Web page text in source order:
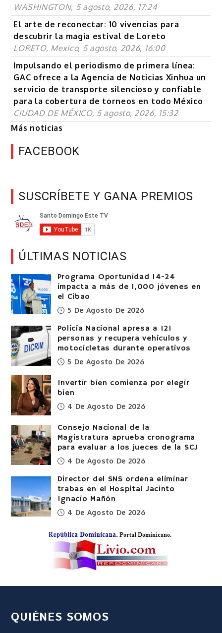
WASHINGTON, 5 agosto, 2026, 17:24
El arte de reconectar: 10 vivencias para
descubrir la magia estival de Loreto
LORETO, Mexico, 5 agosto, 2026, 16:00
Impulsando el periodismo de primera línea:
GAC ofrece a la Agencia de Noticias Xinhua un
servicio de transporte silencioso y confiable
para la cobertura de torneos en todo México
CIUDAD DE MÉXICO, 5 agosto, 2026, 15:32
Más noticias
FACEBOOK
SUSCRÍBETE Y GANA PREMIOS
ÚLTIMAS NOTICIAS
Programa Oportunidad 14-24
impacta a más de 1,000 jóvenes en
el Cibao
5 De Agosto De 2026
Policía Nacional apresa a 121
personas y recupera vehículos y
motocicletas durante operativos
5 De Agosto De 2026
Invertir bien comienza por elegir
bien
4 De Agosto De 2026
Consejo Nacional de la
Magistratura aprueba cronograma
para evaluar a los jueces de la SCJ
4 De Agosto De 2026
Director del SNS ordena eliminar
trabas en el Hospital Jacinto
Ignacio Mañón
4 De Agosto De 2026
QUIÉNES SOMOS